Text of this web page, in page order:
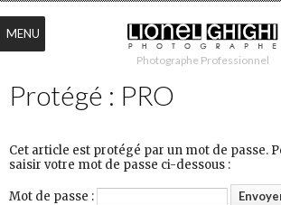
Photographe Professionnel
Protégé : PRO
Cet article est protégé par un mot de passe.
saisir votre mot de passe ci-dessous :
Mot de passe :
MENU